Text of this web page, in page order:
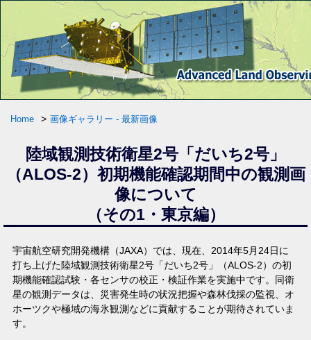
Home > 画像ギャラリー - 最新画像
陸域観測技術衛星2号「だいち2号」
（ALOS-2）初期機能確認期間中の観測画
像について
（その1・東京編）
宇宙航空研究開発機構（JAXA）では、現在、2014年5月24日に
打ち上げた陸域観測技術衛星2号「だいち2号」（ALOS-2）の初
期機能確認試験・各センサの校正・検証作業を実施中です。同衛
星の観測データは、災害発生時の状況把握や森林伐採の監視、オ
ホーツクや極域の海氷観測などに貢献することが期待されていま
す。